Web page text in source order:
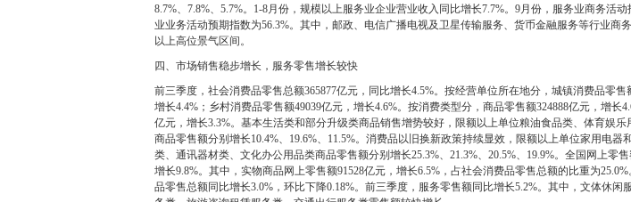
8.7%、7.8%、5.7%。1-8月份，规模以上服务业企业营业收入同比增长7.7%。9月份，服务业商务活动
业业务活动预期指数为56.3%。其中，邮政、电信广播电视及卫星传输服务、货币金融服务等行业商
以上高位景气区间。
四、市场销售稳步增长，服务零售增长较快
前三季度，社会消费品零售总额365877亿元，同比增长4.5%。按经营单位所在地分，城镇消费品零售
增长4.4%；乡村消费品零售额49039亿元，增长4.6%。按消费类型分，商品零售额324888亿元，增长
亿元，增长3.3%。基本生活类和部分升级类商品销售增势较好，限额以上单位粮油食品类、体育娱乐
商品零售额分别增长10.4%、19.6%、11.5%。消费品以旧换新政策持续显效，限额以上单位家用电器
类、通讯器材类、文化办公用品类商品零售额分别增长25.3%、21.3%、20.5%、19.9%。全国网上零
增长9.8%。其中，实物商品网上零售额91528亿元，增长6.5%，占社会消费品零售总额的比重为
品零售总额同比增长3.0%，环比下降0.18%。前三季度，服务零售额同比增长5.2%。其中，文体休闲